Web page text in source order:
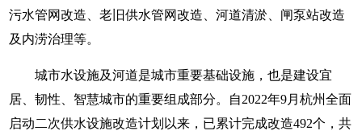
污水管网改造、老旧供水管网改造、河道清淤、闸泵站改造
及内涝治理等。
城市水设施及河道是城市重要基础设施，也是建设宜
居、韧性、智慧城市的重要组成部分。自2022年9月杭州全面
启动二次供水设施改造计划以来，已累计完成改造492个，共